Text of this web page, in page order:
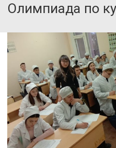
Олимпиада по